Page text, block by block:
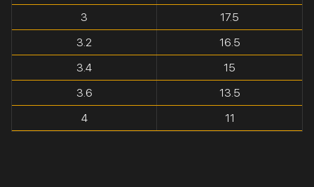
3
17.5
3.2
16.5
3.4
15
3.6
13.5
4
11